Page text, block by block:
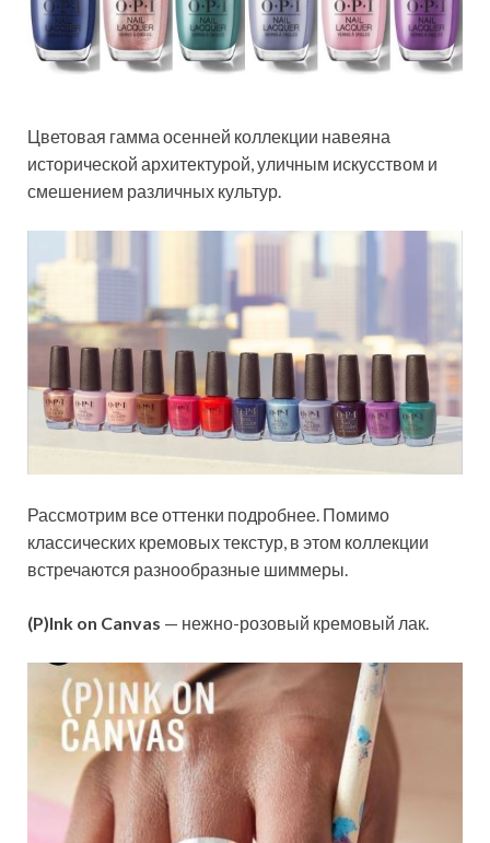
Цветовая гамма осенней коллекции навеяна
исторической архитектурой, уличным искусством и
смешением различных культур.
Рассмотрим все оттенки подробнее. Помимо
классических кремовых текстур, в этом коллекции
встречаются разнообразные шиммеры.
(P)Ink on Canvas — нежно-розовый кремовый лак.